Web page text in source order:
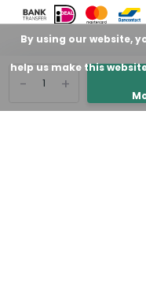
+
-
By using our website,
help us make this